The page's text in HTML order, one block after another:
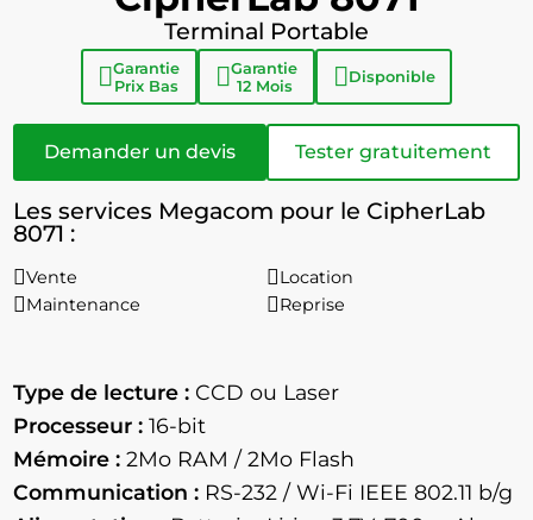
Terminal Portable
Garantie
Prix Bas
Garantie
12 Mois
Disponible
Demander un devis Tester gratuitement
Les services Megacom pour le CipherLab
8071 :
Vente
Location
Maintenance
Reprise
Type de lecture : CCD ou Laser
Processeur : 16-bit
Mémoire : 2Mo RAM / 2Mo Flash
Communication : RS-232 / Wi-Fi IEEE 802.11 b/g